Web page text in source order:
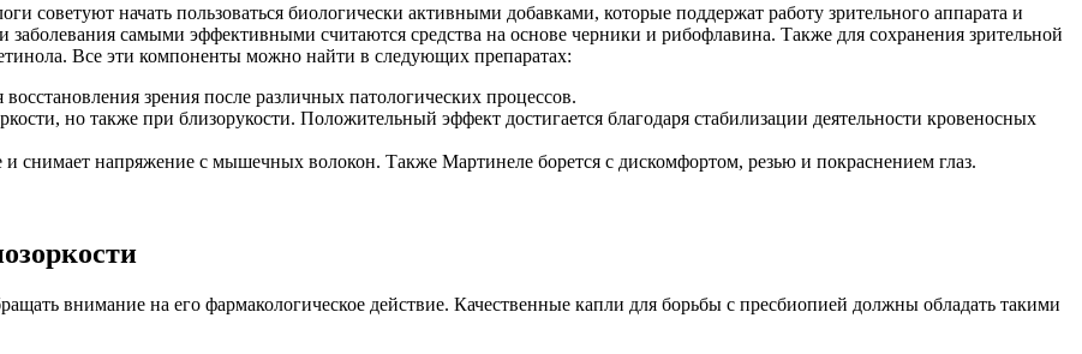
советуют начать пользоваться биологически активными добавками, которые поддержат работу зрительного аппарата и
заболевания самыми эффективными считаются средства на основе черники и рибофлавина. Также для сохранения зрительной
Все эти компоненты можно найти в следующих препаратах:
зрения после различных патологических процессов.
но также при близорукости. Положительный эффект достигается благодаря стабилизации деятельности кровеносных
снимает напряжение с мышечных волокон. Также Мартинеле борется с дискомфортом, резью и покраснением глаз.
внимание на его фармакологическое действие. Качественные капли для борьбы с пресбиопией должны обладать такими